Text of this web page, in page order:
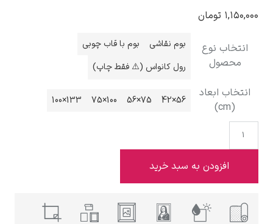
ادگار دگا
بوم نقاشی
بوم با قاب چوبی
رول کانواس (⚠️ فقط چاپ)
100×75
133×100
به سبد خرید